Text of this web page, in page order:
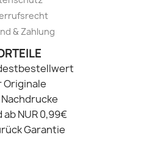
& Zahlung
Originale
ab NUR 0,99€
Garantie